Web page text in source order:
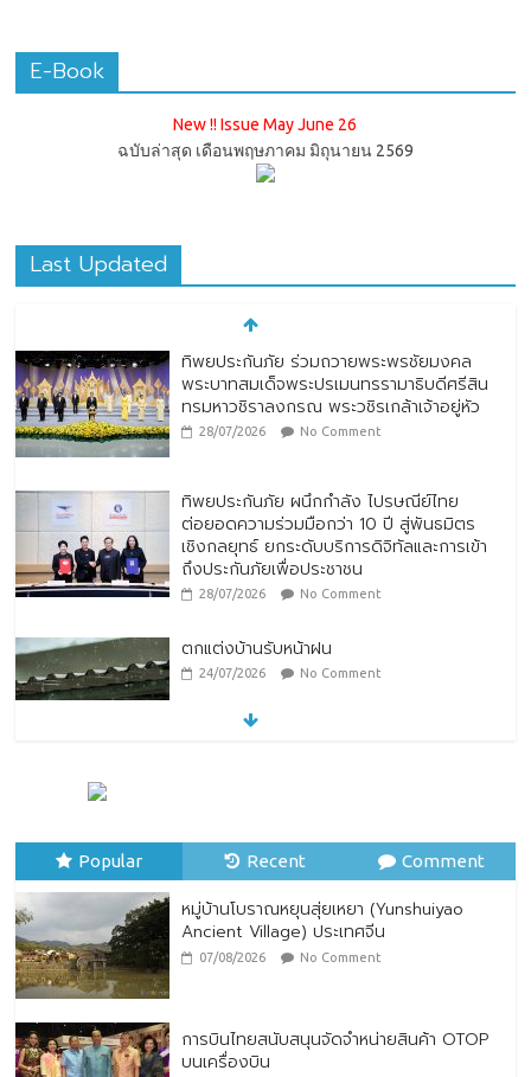
E-Book
New !! Issue May June 26
ฉบับล่าสุด เดือนพฤษภาคม มิถุนายน 2569
Last Updated
ทิพยประกันภัย ร่วมถวายพระพรชัยมงคล
พระบาทสมเด็จพระปรเมนทรรามาธิบดีศรีสิน
ทรมหาวชิราลงกรณ พระวชิรเกล้าเจ้าอยู่หัว
28/07/2026 No Comment
ทิพยประกันภัย ผนึกกำลัง ไปรษณีย์ไทย
ต่อยอดความร่วมมือกว่า 10 ปี สู่พันธมิตร
เชิงกลยุทธ์ ยกระดับบริการดิจิทัลและการเข้า
ถึงประกันภัยเพื่อประชาชน
28/07/2026 No Comment
ตกแต่งบ้านรับหน้าฝน
24/07/2026 No Comment
Popular Recent Comment
หมู่บ้านโบราณหยุนสุ่ยเหยา (Yunshuiyao
Ancient Village) ประเทศจีน
07/08/2026 No Comment
การบินไทยสนับสนุนจัดจำหน่ายสินค้า OTOP
บนเครื่องบิน